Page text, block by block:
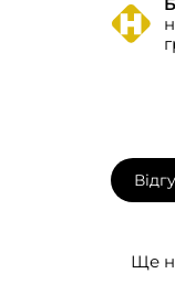
Ще